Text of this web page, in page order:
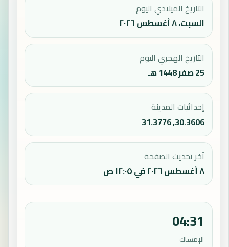
التاريخ الميلادي اليوم
السبت، ٨ أغسطس ٢٠٢٦
التاريخ الهجري اليوم
25 صفر 1448 هـ
إحداثيات المدينة
30.3606, 31.3776
آخر تحديث الصفحة
٨ أغسطس ٢٠٢٦ في ١٢:٠٥ ص
04:31
الإمساك